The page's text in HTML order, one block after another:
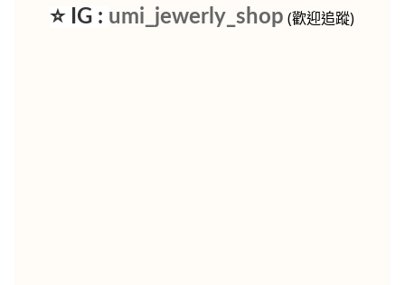
⭐ IG : umi_jewerly_shop (歡迎追蹤)